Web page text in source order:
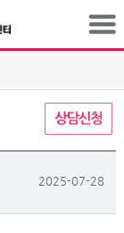
2025-07-28